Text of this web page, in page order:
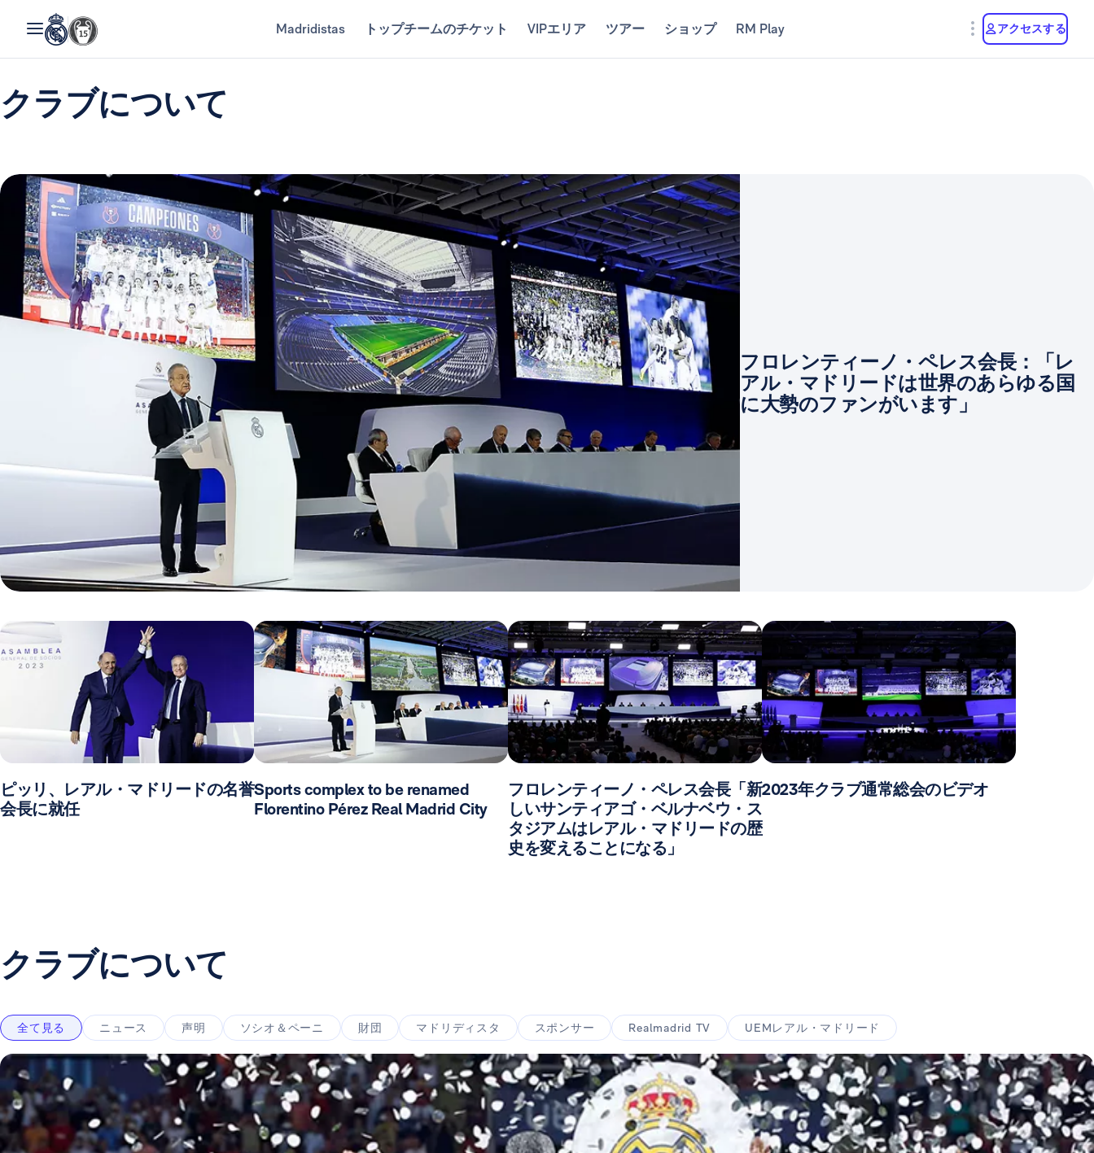
Madridistas トップチームのチケット VIPエリア ツアー ショップ RM Play アクセスする
クラブについて
フロレンティーノ・ペレス会長：「レ
アル・マドリードは世界のあらゆる国
に大勢のファンがいます」
ピッリ、レアル・マドリードの名誉
会長に就任
Sports complex to be renamed
Florentino Pérez Real Madrid City
フロレンティーノ・ペレス会長「新
しいサンティアゴ・ベルナベウ・ス
タジアムはレアル・マドリードの歴
史を変えることになる」
2023年クラブ通常総会のビデオ
クラブについて
全て見る ニュース 声明 ソシオ＆ペーニ 財団 マドリディスタ スポンサー Realmadrid TV UEMレアル・マドリード